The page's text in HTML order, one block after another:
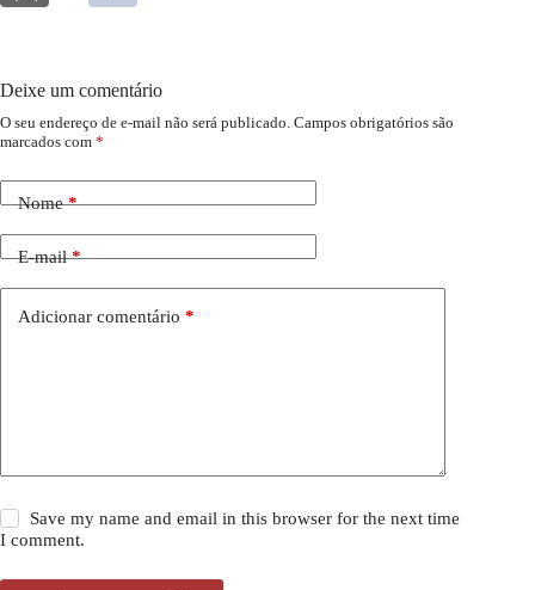
Deixe um comentário
O seu endereço de e-mail não será publicado. Campos obrigatórios são
marcados com *
Nome*
E-mail*
Adicionar comentário *
Save my name and email in this browser for the next time
I comment.